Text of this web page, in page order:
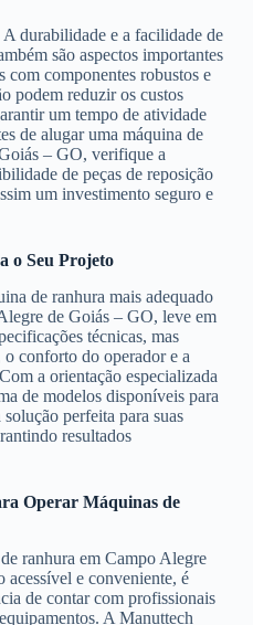
A durabilidade e a facilidade de
são aspectos importantes
com componentes robustos e
podem reduzir os custos
um tempo de atividade
de alugar uma máquina de
– GO, verifique a
de peças de reposição
um investimento seguro e
o Seu Projeto
de ranhura mais adequado
de Goiás – GO, leve em
técnicas, mas
conforto do operador e a
a orientação especializada
de modelos disponíveis para
perfeita para suas
resultados
Operar Máquinas de
ranhura em Campo Alegre
acessível e conveniente, é
de contar com profissionais
A Manuttech